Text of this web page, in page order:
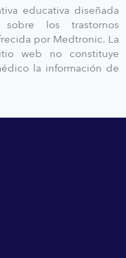
educativa diseñada
los trastornos
por Medtronic. La
web no constituye
la información de